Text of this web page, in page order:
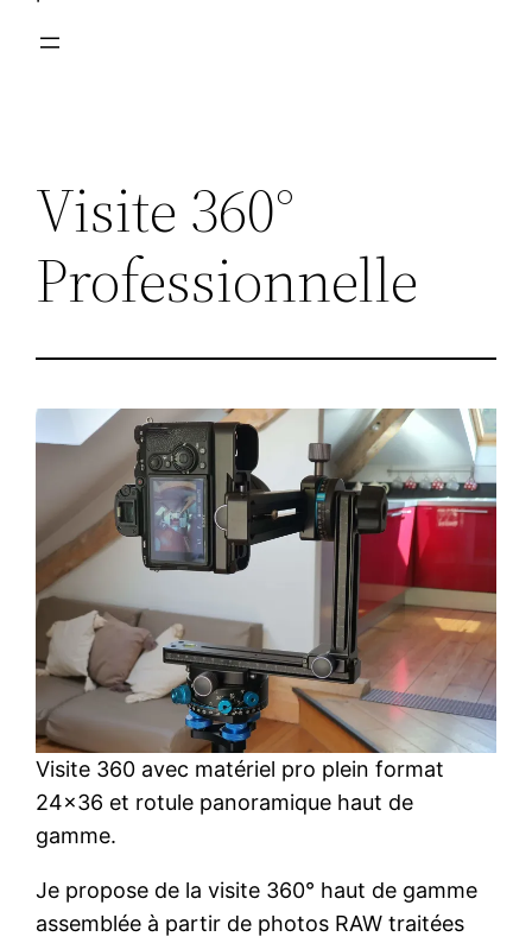
Visite 360°
Professionnelle
Visite 360 avec matériel pro plein format
24×36 et rotule panoramique haut de
gamme.
Je propose de la visite 360° haut de gamme
assemblée à partir de photos RAW traitées